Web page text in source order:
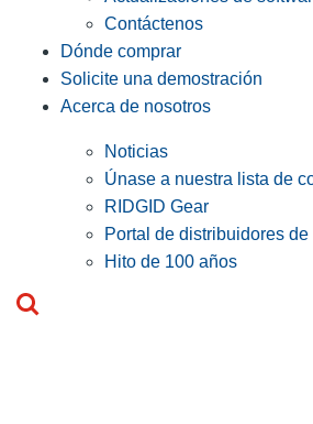
Contáctenos
Dónde comprar
Solicite una demostración
Acerca de nosotros
Noticias
Únase a nuestra lista de
RIDGID Gear
Portal de distribuidores de
Hito de 100 años